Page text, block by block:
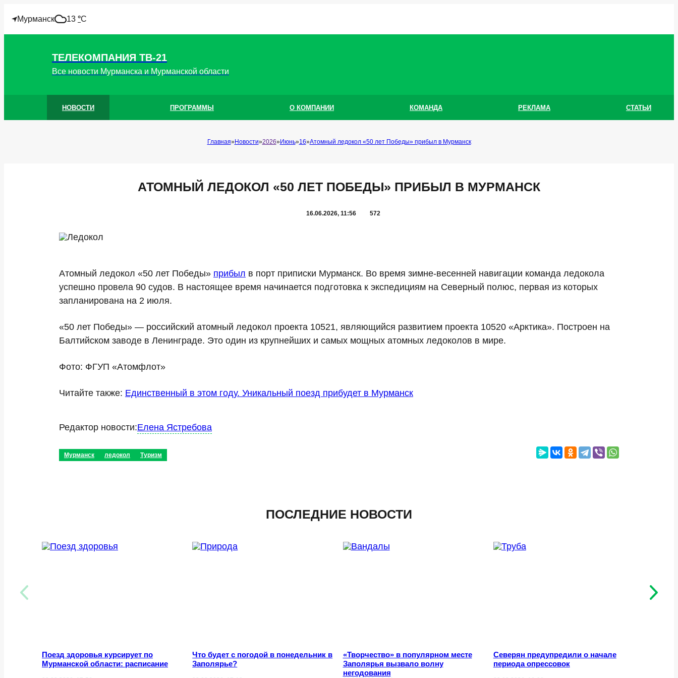
Мурманск!13 °C
ТЕЛЕКОМПАНИЯ ТВ-21
Все новости Мурманска и Мурманской области
НОВОСТИ ПРОГРАММЫ О КОМПАНИИ КОМАНДА РЕКЛАМА СТАТЬИ
Главная Новости 2026 Июнь 16 Атомный ледокол «50 лет Победы» прибыл в Мурманск
АТОМНЫЙ ЛЕДОКОЛ «50 ЛЕТ ПОБЕДЫ» ПРИБЫЛ В МУРМАНСК
16.06.2026, 11:56 572
Атомный ледокол «50 лет Победы» прибыл в порт приписки Мурманск. Во время зимне-весенней навигации команда ледокола
успешно провела 90 судов. В настоящее время начинается подготовка к экспедициям на Северный полюс, первая из которых
запланирована на 2 июля.
«50 лет Победы» — российский атомный ледокол проекта 10521, являющийся развитием проекта 10520 «Арктика». Построен на
Балтийском заводе в Ленинграде. Это один из крупнейших и самых мощных атомных ледоколов в мире.
Фото: ФГУП «Атомфлот»
Читайте также: Единственный в этом году. Уникальный поезд прибудет в Мурманск
Редактор новости:Елена Ястребова
Мурманск ледокол Туризм
ПОСЛЕДНИЕ НОВОСТИ
Поезд здоровья курсирует по
Мурманской области: расписание
Что будет с погодой в понедельник в
Заполярье?
«Творчество» в популярном месте
Заполярья вызвало волну
негодования
Северян предупредили о начале
периода опрессовок